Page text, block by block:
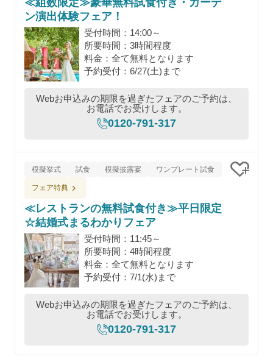
≪組数限定≫豪華無料試食付き・ガーデ
ン演出体験フェア！
受付時間：14:00～
所要時間：3時間程度
料金：全て無料となります
予約受付：6/27(土)まで
Webお申込みの期限を過ぎたフェアのご予約は、
お電話でお受けします。
0120-791-317
模擬挙式 試食 模擬披露宴 ワンプレート試食
フェア特典
≪レストランの無料試食付き≫平日限定
☆結婚式まるわかりフェア
受付時間：11:45～
所要時間：4時間程度
料金：全て無料となります
予約受付：7/1(水)まで
Webお申込みの期限を過ぎたフェアのご予約は、
お電話でお受けします。
0120-791-317